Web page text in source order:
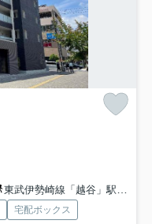
東武伊勢崎線「越谷」駅 徒歩23分
宅配ボックス